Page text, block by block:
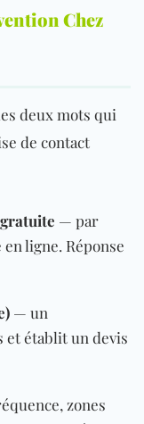
Chez
deux mots qui
de contact
— par
ligne. Réponse
— un
et établit un devis
zones